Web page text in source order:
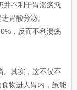
不利于胃溃疡愈
胃酸分泌。
，反而不利溃疡
其实，这不仅不
物进人胃内，虽能